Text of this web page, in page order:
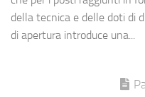
della tecnica e delle doti di
di apertura introduce una...